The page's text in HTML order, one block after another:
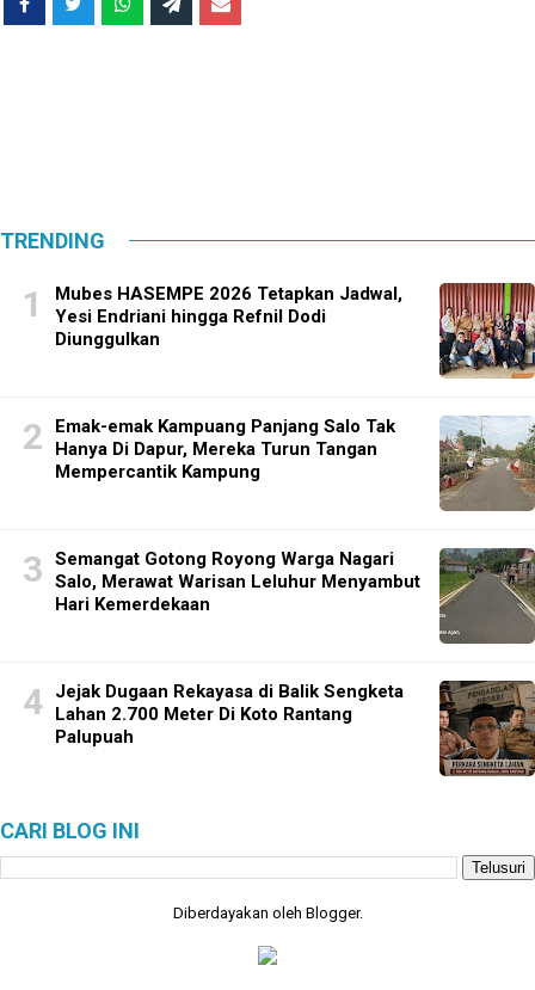
TRENDING
Mubes HASEMPE 2026 Tetapkan Jadwal,
Yesi Endriani hingga Refnil Dodi
Diunggulkan
Emak-emak Kampuang Panjang Salo Tak
Hanya Di Dapur, Mereka Turun Tangan
Mempercantik Kampung
Semangat Gotong Royong Warga Nagari
Salo, Merawat Warisan Leluhur Menyambut
Hari Kemerdekaan
Jejak Dugaan Rekayasa di Balik Sengketa
Lahan 2.700 Meter Di Koto Rantang
Palupuah
CARI BLOG INI
Diberdayakan oleh Blogger.